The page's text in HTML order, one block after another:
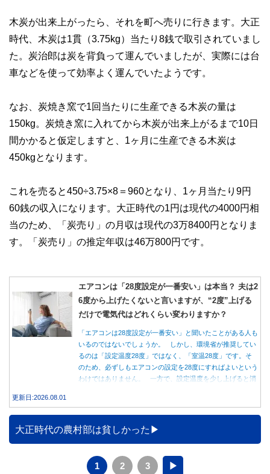
木炭が出来上がったら、それを町へ売りに行きます。大正
時代、木炭は1貫（3.75kg）当たり8銭で取引されていまし
た。炭治郎は炭を背負って運んでいましたが、実際には台
車などを使って効率よく運んでいたようです。
なお、炭焼き窯で1回当たりに生産できる木炭の量は
150kg。炭焼き窯に入れてから木炭が出来上がるまで10日
間かかると仮定しますと、1ヶ月に生産できる木炭は
450kgとなります。
これを売ると450÷3.75×8＝960となり、1ヶ月当たり9円
60銭の収入になります。大正時代の1円は現代の4000円相
当のため、「炭売り」の月収は現代の3万8400円となりま
す。「炭売り」の推定年収は46万800円です。
エアコンは「28度設定が一番安い」は本当？ 夫は2
6度から上げたくないと言いますが、“2度”上げる
だけで電気代はどれくらい変わりますか？
「エアコンは28度設定が一番安い」と聞いたことがある人も
いるのではないでしょうか。 しかし、環境省が推奨してい
るのは「設定温度28度」ではなく、「室温28度」です。そ
のため、必ずしもエアコンの設定を28度にすればよいという
わけではありません。 一方で、設定温度を少し上げると消
データをもとに、節約効果の目安と快適に過ごすためのポイ
ントを分かりやすく解説します。
更新日:2026.08.01
大正時代の農村部は貧しかった
1 2 3 ▶